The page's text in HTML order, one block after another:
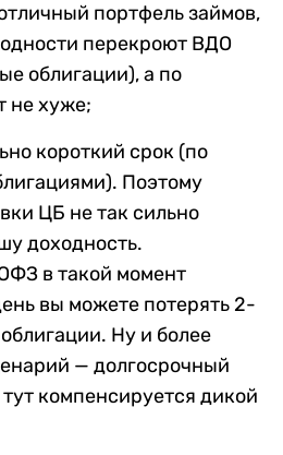
портфель займов,
перекроют ВДО
облигации), а по
не хуже;
короткий срок (по
Поэтому
ЦБ не так сильно
доходность.
в такой момент
вы можете потерять 2-
Ну и более
— долгосрочный
компенсируется дикой